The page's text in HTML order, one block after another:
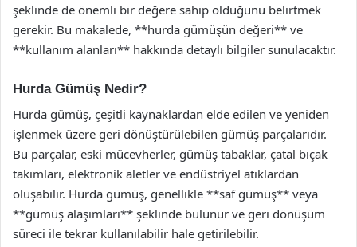
şeklinde de önemli bir değere sahip olduğunu belirtmek
gerekir. Bu makalede, **hurda gümüşün değeri** ve
**kullanım alanları** hakkında detaylı bilgiler sunulacaktır.
Hurda Gümüş Nedir?
Hurda gümüş, çeşitli kaynaklardan elde edilen ve yeniden
işlenmek üzere geri dönüştürülebilen gümüş parçalarıdır.
Bu parçalar, eski mücevherler, gümüş tabaklar, çatal bıçak
takımları, elektronik aletler ve endüstriyel atıklardan
oluşabilir. Hurda gümüş, genellikle **saf gümüş** veya
**gümüş alaşımları** şeklinde bulunur ve geri dönüşüm
süreci ile tekrar kullanılabilir hale getirilebilir.